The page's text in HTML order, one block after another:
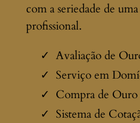
com a seriedade de
profissional.
Avaliação de
Serviço em
Compra de Ouro
Sistema de